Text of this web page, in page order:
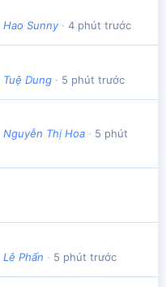
Hao Sunny 4 phút trước
Tuệ Dung 5 phút trước
Nguyễn Thị Hoa
5 phút
Lê Phấn 5 phút trước